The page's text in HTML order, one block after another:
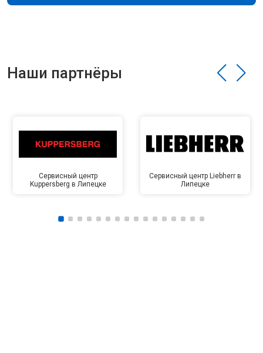
Наши партнёры
Сервисный центр
Kuppersberg в Липецке
Сервисный центр Liebherr в
Липецке